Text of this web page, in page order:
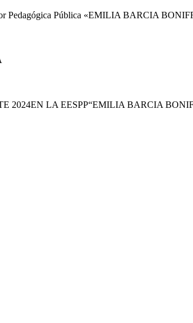
Pedagógica Pública «EMILIA BARCIA
2024EN LA EESPP“EMILIA BARCIA